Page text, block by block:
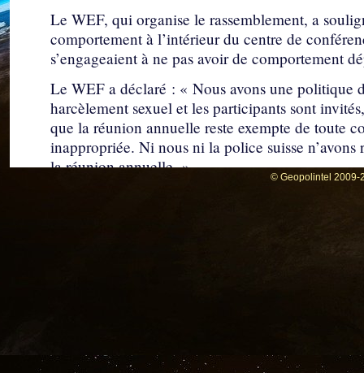
Le WEF, qui organise le rassemblement, a
comportement à l’intérieur du centre de
s’engageaient à ne pas avoir de comportement
Le WEF a déclaré : « Nous avons une politique
harcèlement sexuel et les participants sont
que la réunion annuelle reste exempte de toute
inappropriée. Ni nous ni la police suisse
la réunion annuelle. »
© Geopolintel 2009-